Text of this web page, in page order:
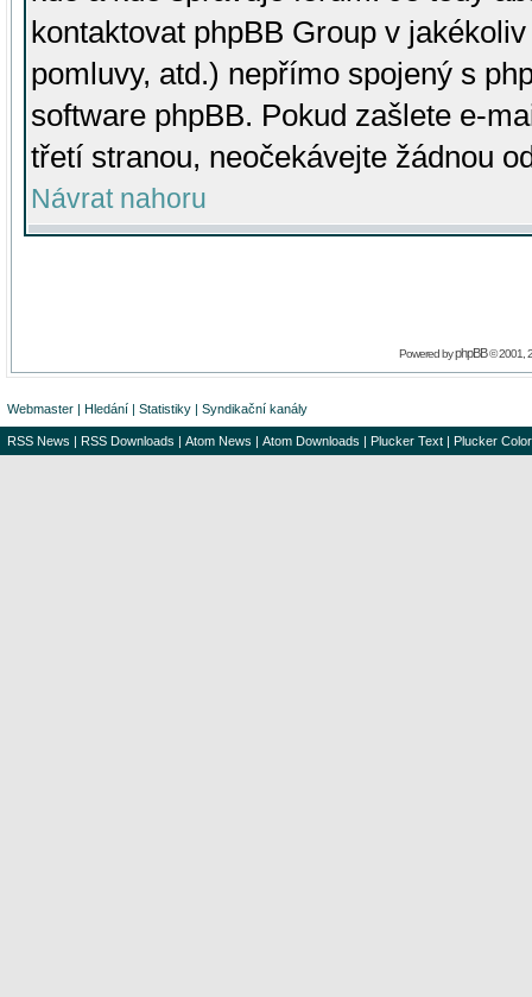
kontaktovat phpBB Group v
pomluvy, atd.) nepřímo spojený s
software phpBB. Pokud zašlete e-
třetí stranou, neočekávejte žádnou
Návrat nahoru
Powered byphpBB© 2001,
Webmaster | Hledání | Statistiky | Syndikační kanály
RSS News | RSS Downloads | Atom News | Atom Downloads | Plucker Text | Plucker Color